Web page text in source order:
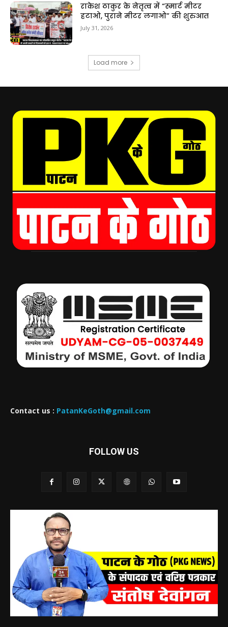
राकेश ठाकुर के नेतृत्व में “स्मार्ट मीटर
हटाओ, पुराने मीटर लगाओ” की शुरुआत
July 31, 2026
Load more
Contact us : PatanKeGoth@gmail.com
FOLLOW US